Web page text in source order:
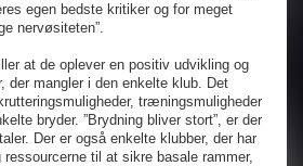
egen bedste kritiker og for meget
nervøsiteten”.
at de oplever en positiv udvikling og
der mangler i den enkelte klub. Det
træningsmuligheder
bryder. ”Brydning bliver stort”, er der
Der er også enkelte klubber, der har
ressourcerne til at sikre basale rammer,